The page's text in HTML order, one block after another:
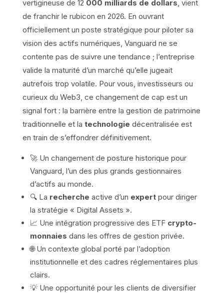
vertigineuse de 12 000 milliards de dollars , vient
de franchir le rubicon en 2026. En ouvrant
officiellement un poste stratégique pour piloter sa
vision des actifs numériques, Vanguard ne se
contente pas de suivre une tendance ; l’entreprise
valide la maturité d’un marché qu’elle jugeait
autrefois trop volatile. Pour vous, investisseurs ou
curieux du Web3, ce changement de cap est un
signal fort : la barrière entre la gestion de patrimoine
traditionnelle et la technologie décentralisée est
en train de s’effondrer définitivement.
🚀 Un changement de posture historique pour
Vanguard, l’un des plus grands gestionnaires
d’actifs au monde.
🔍 La recherche active d’un expertpour diriger
la stratégie « Digital Assets ».
📈 Une intégration progressive des ETF crypto-
monnaies dans les offres de gestion privée.
🌐 Un contexte global porté par l’adoption
institutionnelle et des cadres réglementaires plus
clairs.
💡 Une opportunité pour les clients de diversifier